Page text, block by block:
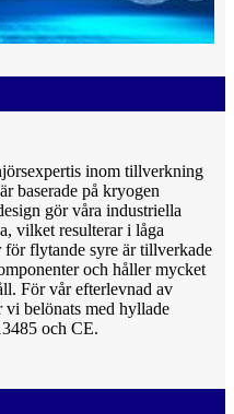
inom tillverkning
baserade på kryogen
gör våra industriella
vilket resulterar i låga
flytande syre är tillverkade
och håller mycket
För vår efterlevnad av
belönats med hyllade
och CE.